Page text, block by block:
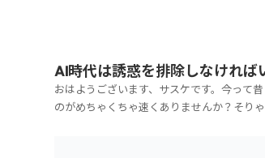
AI時代は誘惑を排除しなければ
おはようございます、サスケです。今って
のがめちゃくちゃ速くありませんか？そり